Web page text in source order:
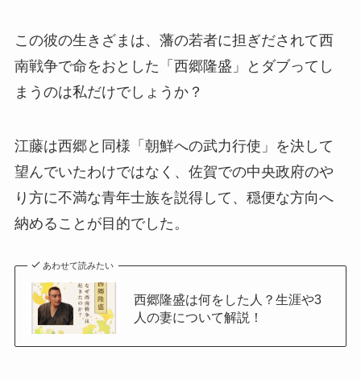
この彼の生きざまは、藩の若者に担ぎだされて西
南戦争で命をおとした「西郷隆盛」とダブってし
まうのは私だけでしょうか？
江藤は西郷と同様「朝鮮への武力行使」を決して
望んでいたわけではなく、佐賀での中央政府のや
り方に不満な青年士族を説得して、穏便な方向へ
納めることが目的でした。
あわせて読みたい
西郷隆盛は何をした人？生涯や3
人の妻について解説！